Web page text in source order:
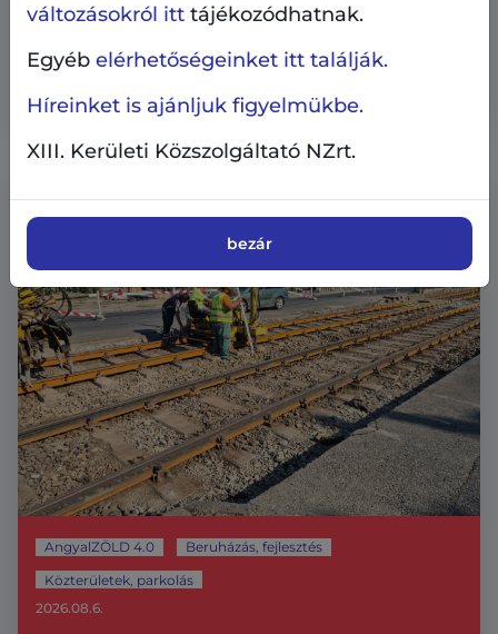
Ilyen volt - ilyen lett a Wein János park
2026.08.8.
AngyalZÖLD 4.0
Beruházás, fejlesztés
Közterületek, parkolás
2026.08.6.
változásokról itttájékozódhatnak.
Egyéb elérhetőségeinket itt találják.
Híreinket is ajánljuk figyelmükbe.
XIII. Kerületi Közszolgáltató NZrt.
bezár